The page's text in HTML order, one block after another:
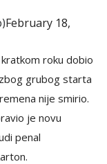
February 18,
roku dobio
grubog starta
nije smirio.
je novu
penal